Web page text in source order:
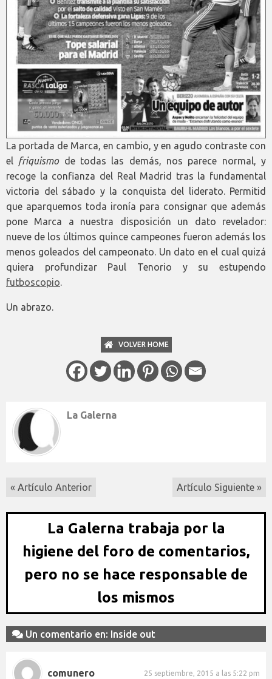
La portada de Marca, en cambio, y en agudo contraste con
el friquismode todas las demás, nos parece normal, y
recoge la confianza del Real Madrid tras la fundamental
victoria del sábado y la conquista del liderato. Permitid
que aparquemos toda ironía para consignar que además
pone Marca a nuestra disposición un dato revelador:
nueve de los últimos quince campeones fueron además los
menos goleados del campeonato. Un dato en el cual quizá
quiera profundizar Paul Tenorio y su estupendo
futboscopio.
Un abrazo.
VOLVER HOME
La Galerna
« Artículo Anterior Artículo Siguiente »
La Galerna trabaja por la
higiene del foro de comentarios,
pero no se hace responsable de
los mismos
Un comentario en: Inside out
comunero 25 septiembre, 2015 a las 5:22 pm